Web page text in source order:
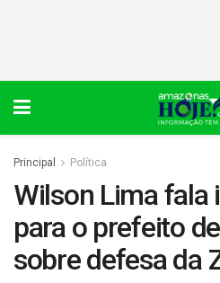
Principal Política
Wilson Lima fala
para o prefeito
sobre defesa da